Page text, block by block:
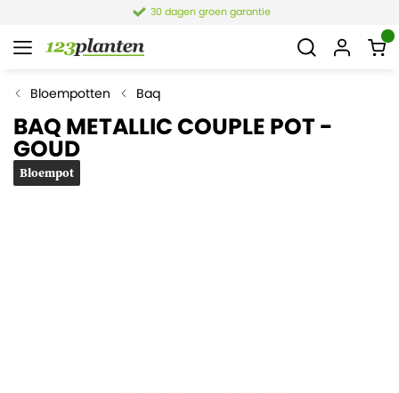
30 dagen groen garantie
Bloempotten Baq
BAQ METALLIC COUPLE POT -
GOUD
Bloempot